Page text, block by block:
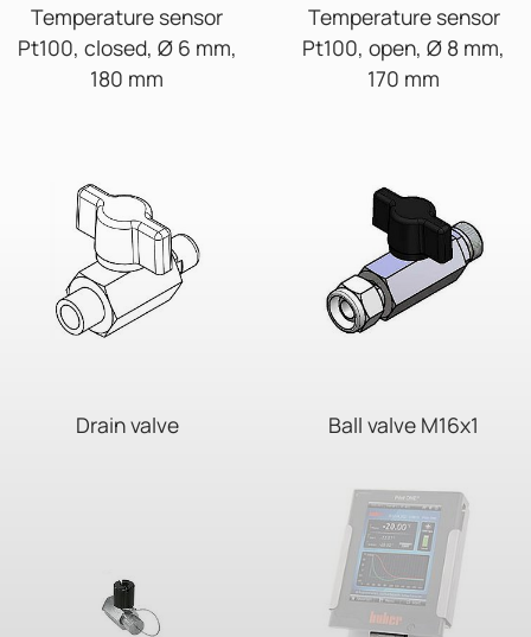
Temperature sensor
Pt100, closed, Ø 6 mm,
180 mm
Temperature sensor
Pt100, open, Ø 8 mm,
170 mm
Drain valve Ball valve M16x1